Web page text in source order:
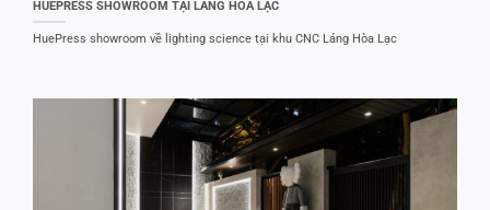
HUEPRESS SHOWROOM TẠI LÁNG HÒA LẠC
HuePress showroom về lighting science tại khu CNC Láng Hòa Lạc